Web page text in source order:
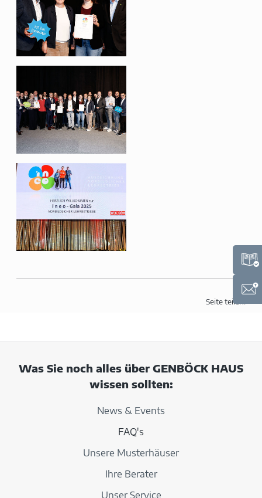
Seite teilen:
Was Sie noch alles über GENBÖCK HAUS
wissen sollten:
News & Events
FAQ's
Unsere Musterhäuser
Ihre Berater
Unser Service